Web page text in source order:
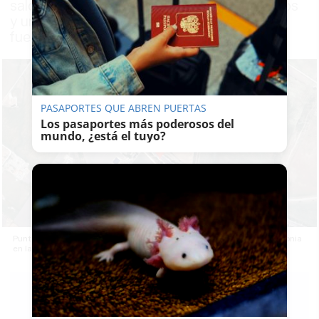
saldó con la muerte de una mujer de 75 años
y un hombre de 36, según confirmaron
fuentes sanitarias
Punto exacto del accidente producido en la A-2235 en Medina Sidonia
en la provincia de Cádiz
MARÍA
CRISOL
PASAPORTES QUE ABREN PUERTAS
Los pasaportes más poderosos del
mundo, ¿está el tuyo?